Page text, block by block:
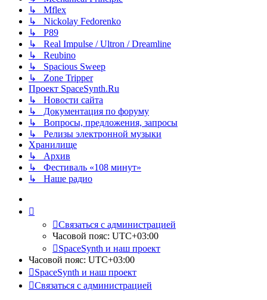
↳ Mflex
↳ Nickolay Fedorenko
↳ P89
↳ Real Impulse / Ultron / Dreamline
↳ Reubino
↳ Spacious Sweep
↳ Zone Tripper
Проект SpaceSynth.Ru
↳ Новости сайта
↳ Документация по форуму
↳ Вопросы, предложения, запросы
↳ Релизы электронной музыки
Хранилище
↳ Архив
↳ Фестиваль «108 минут»
↳ Наше радио
Связаться с администрацией
Часовой пояс: UTC+03:00
SpaceSynth и наш проект
Часовой пояс: UTC+03:00
SpaceSynth и наш проект
Связаться с администрацией